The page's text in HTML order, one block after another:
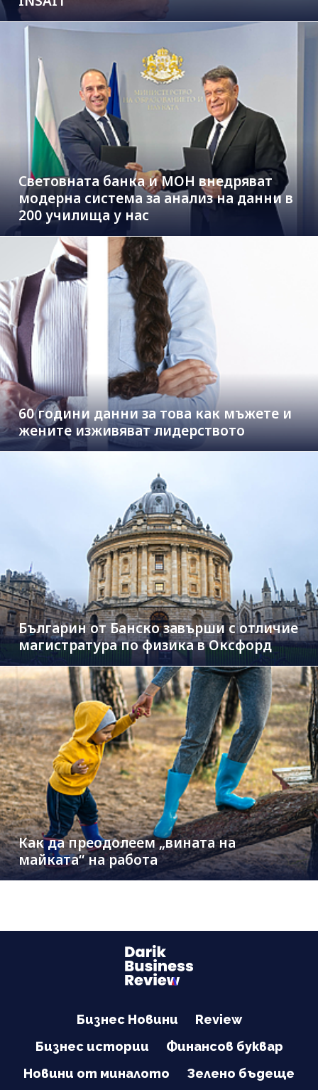
Световната банка и МОН внедряват
модерна система за анализ на данни в
200 училища у нас
60 години данни за това как мъжете и
жените изживяват лидерството
Българин от Банско завърши с отличие
магистратура по физика в Оксфорд
Как да преодолеем „вината на
майката“ на работа
Бизнес Новини
Review
Бизнес истории
Финансов буквар
Новини от миналото
Зелено бъдеще